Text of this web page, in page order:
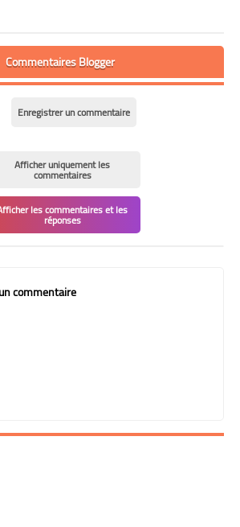
Commentaires Blogger
Enregistrer un commentaire
Afficher uniquement les
commentaires
les commentaires et les
réponses
commentaire